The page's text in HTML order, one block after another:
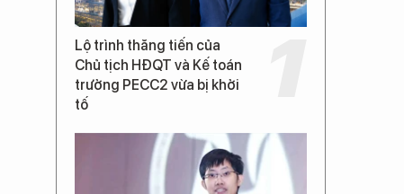
Lộ trình thăng tiến của
Chủ tịch HĐQT và Kế toán
trưởng PECC2 vừa bị khởi
tố